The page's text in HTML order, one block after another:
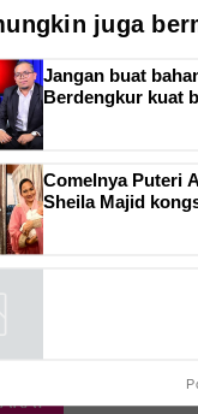
juga
Jangan buat
Berdengkur kuat
Comelnya Puteri
Sheila Majid